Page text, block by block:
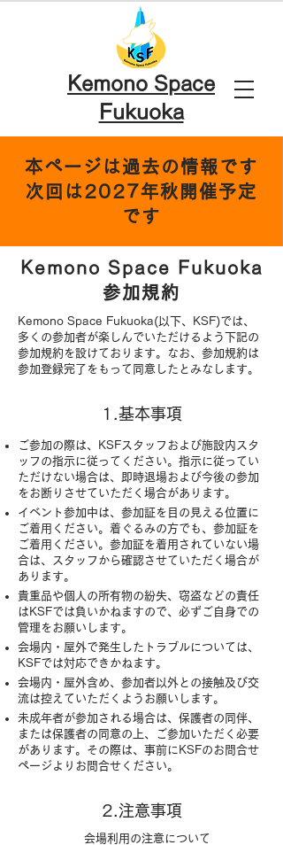
Kemono Space
Fukuoka
本ページは過去の情報です
次回は2027年秋開催予定
です
Kemono Space Fukuoka
​参加規約
Kemono Space Fukuoka(以下、KSF)では、
多くの参加者が楽しんでいただけるよう下記の
参加規約を設けております。なお、参加規約は
参加登録完了をもって同意したとみなします。
1.基本事項
ご参加の際は、KSFスタッフおよび施設内スタ
ッフの指示に従ってください。指示に従ってい
ただけない場合は、即時退場および今後の参加
をお断りさせていただく場合があります。
イベント参加中は、参加証を目の見える位置に
ご着用ください。着ぐるみの方でも、参加証を
ご着用ください。参加証を着用されていない場
合は、スタッフから確認させていただく場合が
あります。
貴重品や個人の所有物の紛失、窃盗などの責任
はKSFでは負いかねますので、必ずご自身での
管理をお願いします。
会場内・屋外で発生したトラブルについては、
KSFでは対応できかねます。
会場内・屋外含め、参加者以外との接触及び交
流は控えていただくようお願いします。
未成年者が参加される場合は、保護者の同伴、
または保護者の同意の上、ご参加いただく必要
があります。その際は、事前にKSFのお問合せ
ページよりお問合せください。
2.注意事項
会場利用の注意について